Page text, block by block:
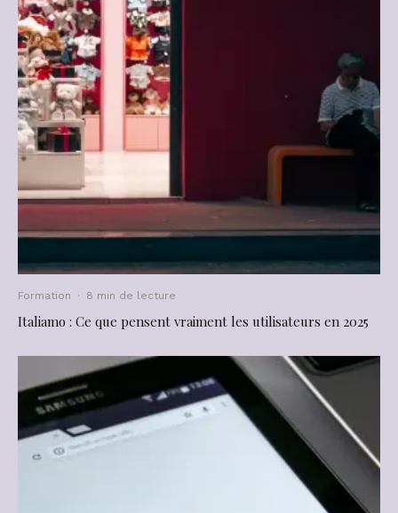
Formation · 8 min de lecture
Italiamo : Ce que pensent vraiment les utilisateurs en 2025